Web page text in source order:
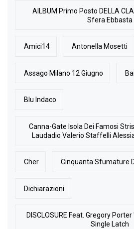
AlLBUM Primo Posto DELLA
Sfera Ebbasta
Amici14 Antonella Mosetti
Assago Milano 12 Giugno
Blu Indaco
Canna-Gate Isola Dei Famosi
Laudadio Valerio Staffelli
Cher Cinquanta Sfumature
Dichiarazioni
DISCLOSURE Feat. Gregory Porter
Single Latch